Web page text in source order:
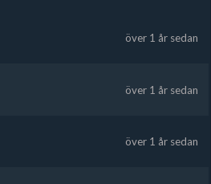
över 1 år sedan
över 1 år sedan
över 1 år sedan